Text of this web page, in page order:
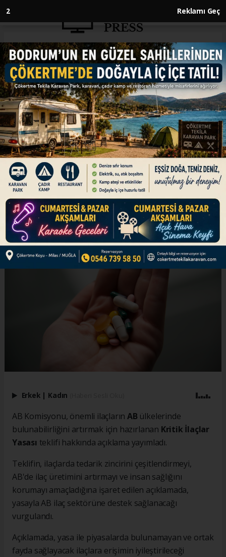
1 Reklamı Geç
Anasayfa SAĞLIK
AB kritik ilaç üretimini
artırmak istiyor
SAĞLIK
11.03.2025 - 22:38, Güncelleme: 11.03.2025 - 22:38
Avrupa Birliği (AB), ilaçlarda yaşanan tedarik
sıkıntısını gidermek ve kritik ilaçların Avrupa'da
üretimini sağlamak için yasa hazırladı.
ABONE OL
Erkek | Kadın
AB Komisyonu, önemli ilaçlarınAB ülkelerinde
bulunabilirliğini artırmak için hazırlanan Kritik İlaçlar
Yasası teklifi hakkında açıklama yayımladı.
Teklifin, ilaçlarda tedarik zincirini çeşitlendirmeyi,
AB'de ilaç üretimini artırmayı ve insan sağlığını
korumayı amaçladığına işaret edilen açıklamada,
yasayla AB ilaç sektörüne destek sağlanacağı
vurgulandı.
Açıklamada, yasa ile piyasalarda bulunamayan ve ortak
fayda sağlayacak ilaçlara erişimin iyileştirileceği